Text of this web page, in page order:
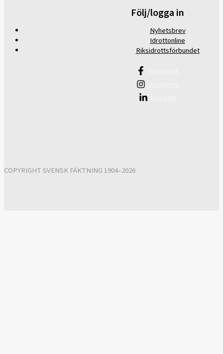
Följ/logga in
Nyhetsbrev
Idrottonline
Riksidrottsförbundet
COPYRIGHT SVENSK FÄKTNING 1904–2026